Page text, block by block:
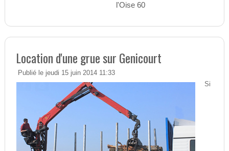
l'Oise 60
Location d'une grue sur Genicourt
Publié le jeudi 15 juin 2014 11:33
Si